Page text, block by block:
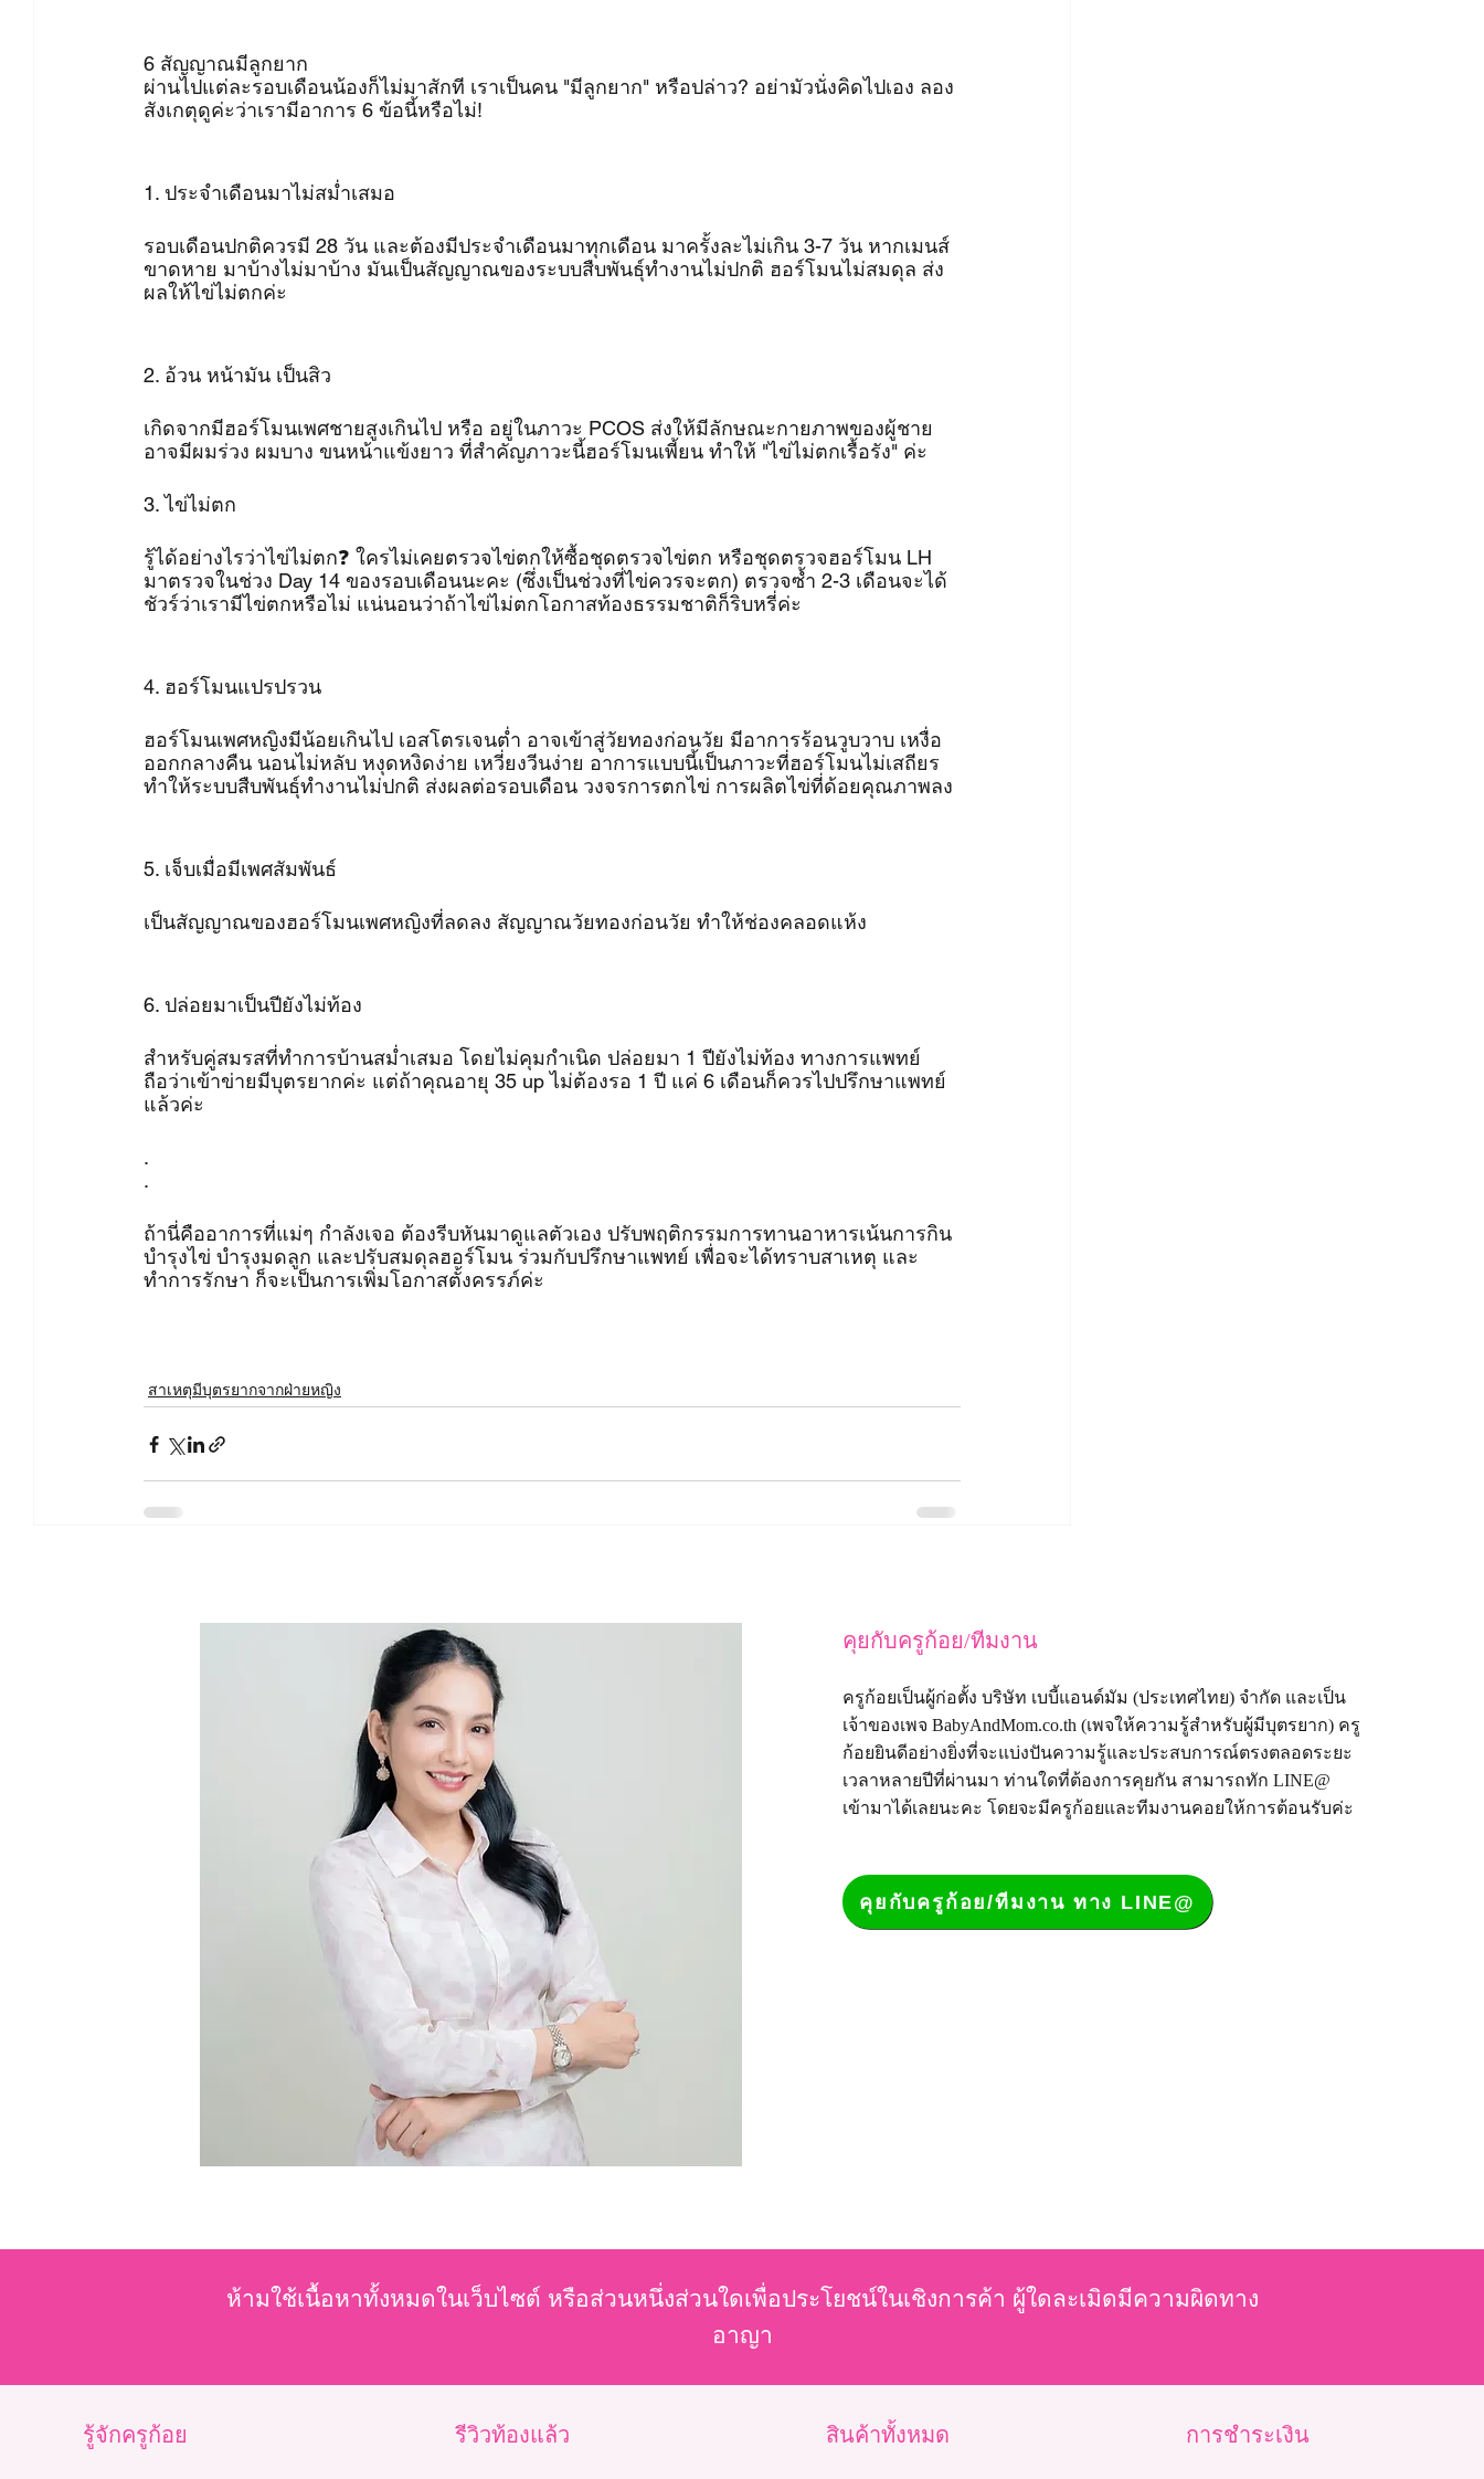
6 สัญญาณมีลูกยาก
ผ่านไปแต่ละรอบเดือนน้องก็ไม่มาสักที เราเป็นคน "มีลูกยาก" หรือปล่าว? อย่ามัวนั่งคิดไปเอง ลอง
สังเกตุดูค่ะว่าเรามีอาการ 6 ข้อนี้หรือไม่!
1. ประจำเดือนมาไม่สม่ำเสมอ
รอบเดือนปกติควรมี 28 วัน และต้องมีประจำเดือนมาทุกเดือน มาครั้งละไม่เกิน 3-7 วัน หากเมนส์
ขาดหาย มาบ้างไม่มาบ้าง มันเป็นสัญญาณของระบบสืบพันธุ์ทำงานไม่ปกติ ฮอร์โมนไม่สมดุล ส่ง
ผลให้ไข่ไม่ตกค่ะ
2. อ้วน หน้ามัน เป็นสิว
เกิดจากมีฮอร์โมนเพศชายสูงเกินไป หรือ อยู่ในภาวะ PCOS ส่งให้มีลักษณะกายภาพของผู้ชาย
อาจมีผมร่วง ผมบาง ขนหน้าแข้งยาว ที่สำคัญภาวะนี้ฮอร์โมนเพี้ยน ทำให้ "ไข่ไม่ตกเรื้อรัง" ค่ะ
3. ไข่ไม่ตก
รู้ได้อย่างไรว่าไข่ไม่ตก❓ ใครไม่เคยตรวจไข่ตกให้ซื้อชุดตรวจไข่ตก หรือชุดตรวจฮอร์โมน LH
มาตรวจในช่วง Day 14 ของรอบเดือนนะคะ (ซึ่งเป็นช่วงที่ไข่ควรจะตก) ตรวจซ้ำ 2-3 เดือนจะได้
ชัวร์ว่าเรามีไข่ตกหรือไม่ แน่นอนว่าถ้าไข่ไม่ตกโอกาสท้องธรรมชาติก็ริบหรี่ค่ะ
4. ฮอร์โมนแปรปรวน
ฮอร์โมนเพศหญิงมีน้อยเกินไป เอสโตรเจนต่ำ อาจเข้าสู่วัยทองก่อนวัย มีอาการร้อนวูบวาบ เหงื่อ
ออกกลางคืน นอนไม่หลับ หงุดหงิดง่าย เหวี่ยงวีนง่าย อาการแบบนี้เป็นภาวะที่ฮอร์โมนไม่เสถียร
ทำให้ระบบสืบพันธุ์ทำงานไม่ปกติ ส่งผลต่อรอบเดือน วงจรการตกไข่ การผลิตไข่ที่ด้อยคุณภาพลง
5. เจ็บเมื่อมีเพศสัมพันธ์
เป็นสัญญาณของฮอร์โมนเพศหญิงที่ลดลง สัญญาณวัยทองก่อนวัย ทำให้ช่องคลอดแห้ง
6. ปล่อยมาเป็นปียังไม่ท้อง
สำหรับคู่สมรสที่ทำการบ้านสม่ำเสมอ โดยไม่คุมกำเนิด ปล่อยมา 1 ปียังไม่ท้อง ทางการแพทย์
ถือว่าเข้าข่ายมีบุตรยากค่ะ แต่ถ้าคุณอายุ 35 up ไม่ต้องรอ 1 ปี แค่ 6 เดือนก็ควรไปปรึกษาแพทย์
แล้วค่ะ
.
.
ถ้านี่คืออาการที่แม่ๆ กำลังเจอ ต้องรีบหันมาดูแลตัวเอง ปรับพฤติกรรมการทานอาหารเน้นการกิน
บำรุงไข่ บำรุงมดลูก และปรับสมดุลฮอร์โมน ร่วมกับปรึกษาแพทย์ เพื่อจะได้ทราบสาเหตุ และ
ทำการรักษา ก็จะเป็นการเพิ่มโอกาสตั้งครรภ์ค่ะ
สาเหตุมีบุตรยากจากฝ่ายหญิง
คุยกับครูก้อย/ทีมงาน
ครูก้อยเป็นผู้ก่อตั้ง บริษัท เบบี้แอนด์มัม (ประเทศไทย) จำกัด และเป็น
เจ้าของเพจ BabyAndMom.co.th (เพจให้ความรู้สำหรับผู้มีบุตรยาก) ครู
ก้อยยินดีอย่างยิ่งที่จะแบ่งปันความรู้และประสบการณ์ตรงตลอดระยะ
เวลาหลายปีที่ผ่านมา ท่านใดที่ต้องการคุยกัน สามารถทัก LINE@
เข้ามาได้เลยนะคะ โดยจะมีครูก้อยและทีมงานคอยให้การต้อนรับค่ะ
คุยกับครูก้อย/ทีมงาน ทาง LINE@
ห้ามใช้เนื้อหาทั้งหมดในเว็บไซต์ หรือส่วนหนึ่งส่วนใดเพื่อประโยชน์ในเชิงการค้า ผู้ใดละเมิดมีความผิดทาง
อาญา
รู้จักครูก้อย รีวิวท้องแล้ว สินค้าทั้งหมด การชำระเงิน